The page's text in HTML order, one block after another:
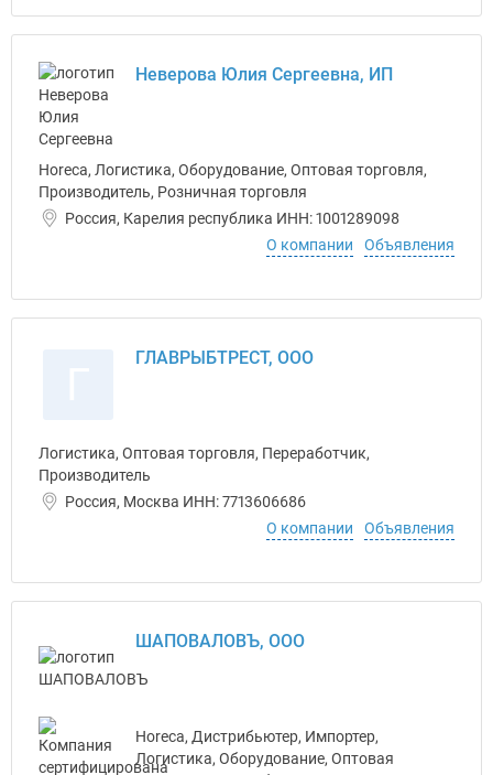
Неверова Юлия Сергеевна, ИП
Horeca, Логистика, Оборудование, Оптовая торговля,
Производитель, Розничная торговля
Россия, Карелия республика ИНН: 1001289098
О компании
Объявления
ГЛАВРЫБТРЕСТ, ООО
Логистика, Оптовая торговля, Переработчик,
Производитель
Россия, Москва ИНН: 7713606686
О компании
Объявления
ШАПОВАЛОВЪ, ООО
Horeca, Дистрибьютер, Импортер,
Логистика, Оборудование, Оптовая